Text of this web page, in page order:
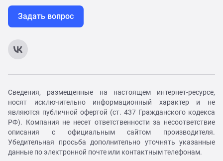
Задать вопрос
Сведения, размещенные на настоящем интернет-ресурсе,
носят исключительно информационный характер и не
являются публичной офертой (ст. 437 Гражданского кодекса
РФ). Компания не несет ответственности за несоответствие
описания с официальным сайтом производителя.
Убедительная просьба дополнительно уточнять указанные
данные по электронной почте или контактным телефонам.